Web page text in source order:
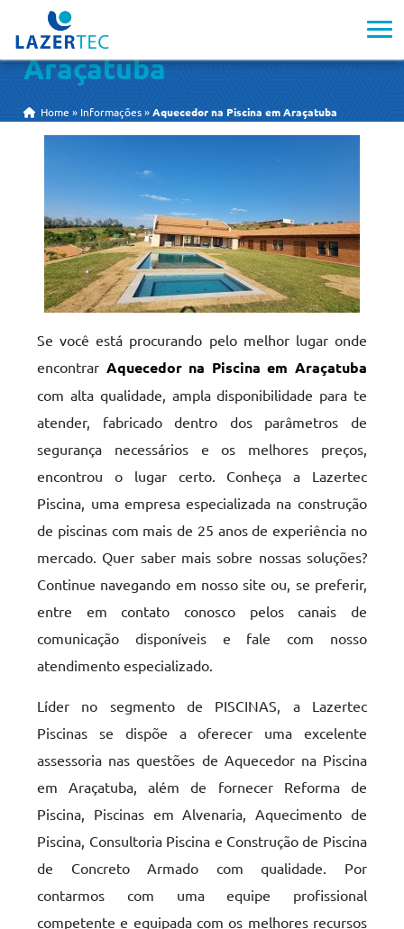
Aquecedor na Piscina em
Araçatuba
Home » Informações »Aquecedor na Piscina em Araçatuba
Se você está procurando pelo melhor lugar onde
encontrar Aquecedor na Piscina em Araçatuba
com alta qualidade, ampla disponibilidade para te
atender, fabricado dentro dos parâmetros de
segurança necessários e os melhores preços,
encontrou o lugar certo. Conheça a Lazertec
Piscina, uma empresa especializada na construção
de piscinas com mais de 25 anos de experiência no
mercado. Quer saber mais sobre nossas soluções?
Continue navegando em nosso site ou, se preferir,
entre em contato conosco pelos canais de
comunicação disponíveis e fale com nosso
atendimento especializado.
Líder no segmento de PISCINAS, a Lazertec
Piscinas se dispõe a oferecer uma excelente
assessoria nas questões de Aquecedor na Piscina
em Araçatuba, além de fornecer Reforma de
Piscina, Piscinas em Alvenaria, Aquecimento de
Piscina, Consultoria Piscina e Construção de Piscina
de Concreto Armado com qualidade. Por
contarmos com uma equipe profissional
competente e equipada com os melhores recursos